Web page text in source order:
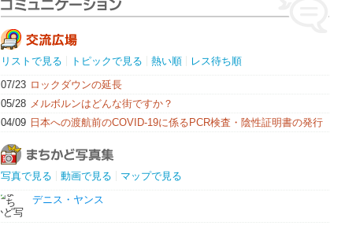
リストで見る トピックで見る 熱い順
レス待ち順
07/23 ロックダウンの延長
05/28 メルボルンはどんな街ですか？
04/09 日本への渡航前のCOVID-19に係るPCR検査・陰性証明書の発行
写真で見る 動画で見る
マップで見る
デニス・ヤンス